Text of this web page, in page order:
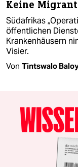
Keine
Südafrikas
öffentlichen
Krankenhäusern
Visier.
Von Tintswalo